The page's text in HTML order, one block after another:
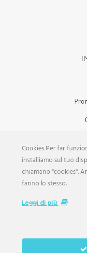
Cookies Per far
installiamo sul tuo
chiamano "cookies".
fanno lo stesso.
Leggi di più